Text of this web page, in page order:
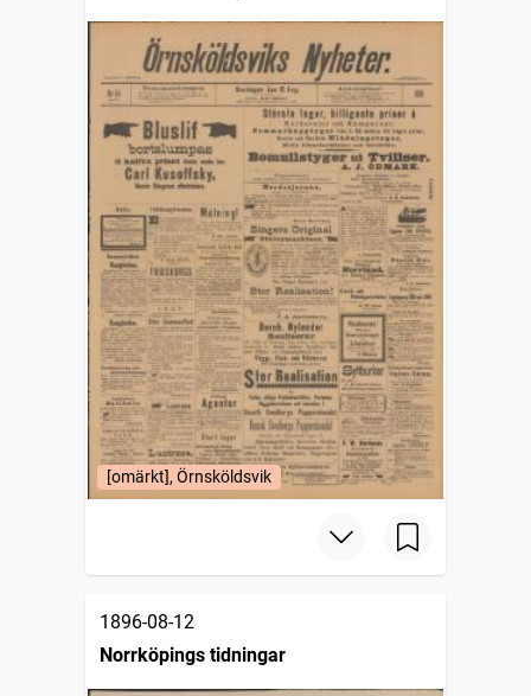
[omärkt], Örnsköldsvik
1896-08-12
Norrköpings tidningar